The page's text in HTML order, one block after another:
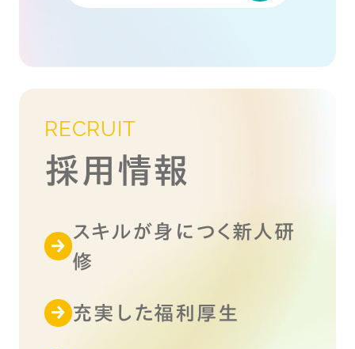
RECRUIT
採用情報
スキルが身につく新人研
修
充実した福利厚生